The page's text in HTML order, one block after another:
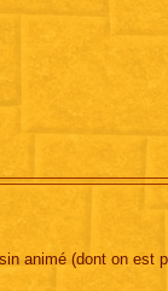
animé (dont on est